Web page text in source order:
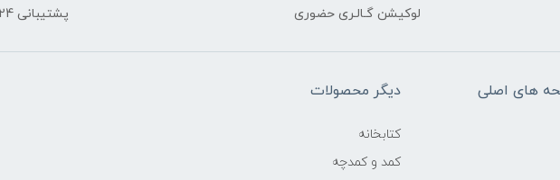
لوکیشن گـالـری حضوری پشتیبانی 24 ساعته
های اصلی دیگر محصولات
کتابخانه
کمد و کمدچه